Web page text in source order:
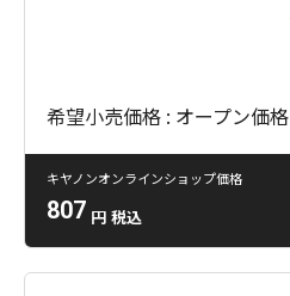
希望小売価格 : オープン価格
キヤノンオンラインショップ価格
807 円 税込